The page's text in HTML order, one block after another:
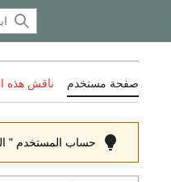
صفحة مستخدم ناقش هذه
حساب المستخدم "